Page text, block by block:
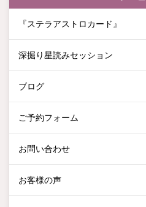
『ステラアストロカード』
深掘り星読みセッション
ブログ
ご予約フォーム
お問い合わせ
お客様の声